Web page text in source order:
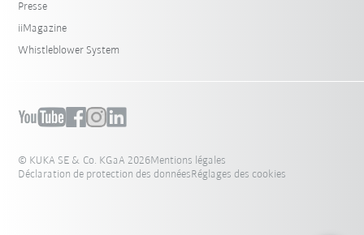
Presse
iiMagazine
Whistleblower System
© KUKA SE & Co. KGaA 2026Mentions légales
Déclaration de protection des donnéesRéglages des cookies